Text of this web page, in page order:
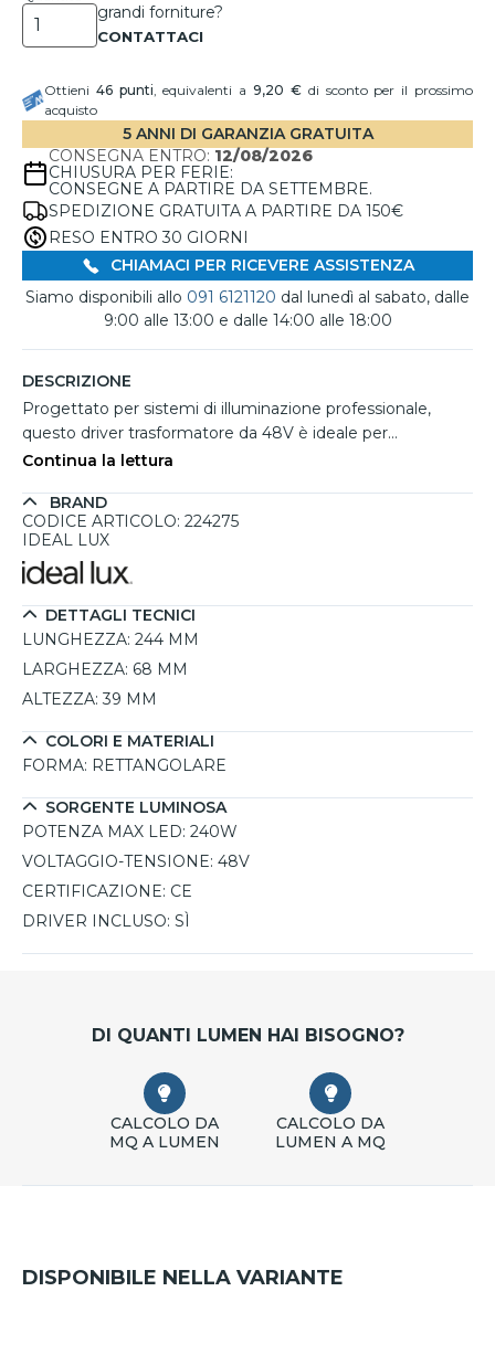
grandi forniture?
Ottieni 46punti, equivalenti a9,20 €di sconto per il prossimo
acquisto
5 ANNI DI GARANZIA GRATUITA
CONSEGNA ENTRO: 12/08/2026
CHIUSURA PER FERIE:
CONSEGNE A PARTIRE DA SETTEMBRE.
SPEDIZIONE GRATUITA A PARTIRE DA 150€
RESO ENTRO 30 GIORNI
CHIAMACI PER RICEVERE ASSISTENZA
Siamo disponibili allo 091 6121120 dal lunedì al sabato, dalle
9:00 alle 13:00 e dalle 14:00 alle 18:00
DESCRIZIONE
Progettato per sistemi di illuminazione professionale,
questo driver trasformatore da 48V è ideale per
l’alimentazione di binari monofase a bassa tensione. Con
garantisce prestazioni elevate e affidabilità anche in
installazioni complesse. Le dimensioni compatte
controsoffitti o strutture tecniche, mantenendo ordine e
sicurezza nell’impianto.
Continua la lettura
BRAND
CODICE ARTICOLO: 224275
IDEAL LUX
DETTAGLI TECNICI
LUNGHEZZA: 244 MM
LARGHEZZA: 68 MM
ALTEZZA: 39 MM
COLORI E MATERIALI
FORMA: RETTANGOLARE
SORGENTE LUMINOSA
POTENZA MAX LED: 240W
VOLTAGGIO-TENSIONE: 48V
CERTIFICAZIONE: CE
DRIVER INCLUSO: SÌ
DI QUANTI LUMEN HAI BISOGNO?
CALCOLO DA
MQ A LUMEN
CALCOLO DA
LUMEN A MQ
DISPONIBILE NELLA VARIANTE